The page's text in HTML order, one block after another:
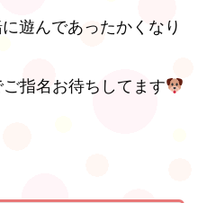
遊んであったかくなり
指名お待ちしてます